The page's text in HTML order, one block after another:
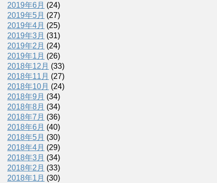
2019年6月 (24)
2019年5月 (27)
2019年4月 (25)
2019年3月 (31)
2019年2月 (24)
2019年1月 (26)
2018年12月 (33)
2018年11月 (27)
2018年10月 (24)
2018年9月 (34)
2018年8月 (34)
2018年7月 (36)
2018年6月 (40)
2018年5月 (30)
2018年4月 (29)
2018年3月 (34)
2018年2月 (33)
2018年1月 (30)